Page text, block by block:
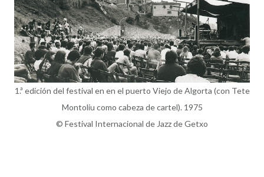
1.ª edición del festival en en el puerto Viejo de Algorta (con Tete
Montoliu como cabeza de cartel). 1975
© Festival Internacional de Jazz de Getxo